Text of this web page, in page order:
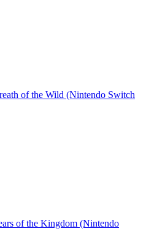
of the Wild (Nintendo Switch
of the Kingdom (Nintendo